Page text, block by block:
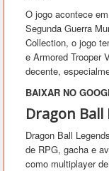
O jogo acontece
Segunda Guerra
Collection, o jogo
e Armored Trooper
decente,
BAIXAR NO
Dragon Ball
Dragon Ball
de RPG, gacha e
como multiplayer